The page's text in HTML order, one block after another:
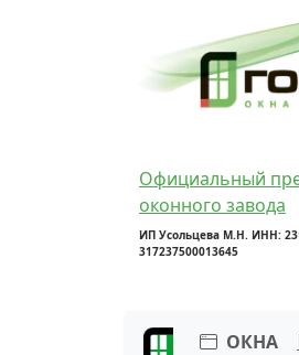
Официальный
оконного завода
ИП Усольцева М.Н. ИНН:
317237500013645
ОКНА